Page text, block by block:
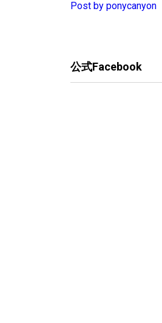
Post by ponycanyon
公式Facebook